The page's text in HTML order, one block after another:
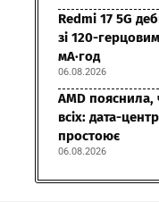
Redmi 17 5G
зі 120-
мА·год
06.08.2026
AMD пояснила,
всіх: дата-
простоює
06.08.2026